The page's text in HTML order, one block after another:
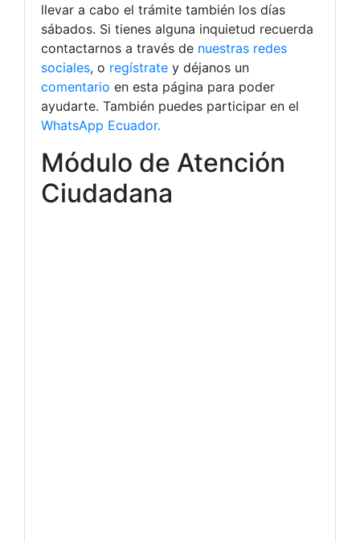
llevar a cabo el trámite también los días
sábados. Si tienes alguna inquietud recuerda
contactarnos a través de nuestras redes
sociales, o regístrate y déjanos un
comentario en esta página para poder
ayudarte. También puedes participar en el
WhatsApp Ecuador.
Módulo de Atención
Ciudadana